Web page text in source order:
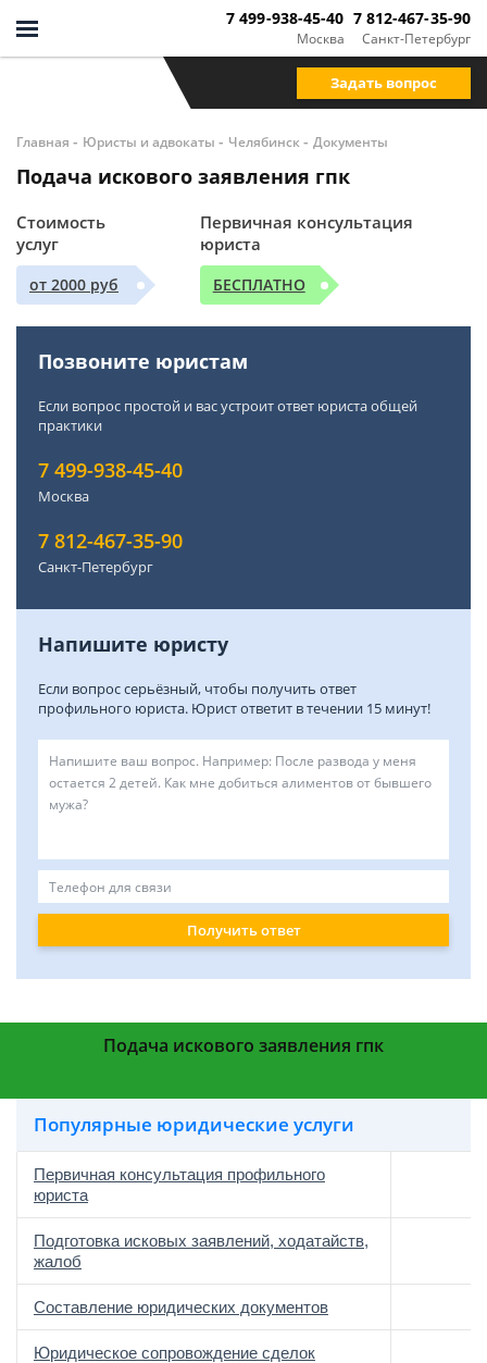
Москва
7 499-938-45-40
Санкт-Петербург
7 812-467-35-90
Задать вопрос
Главная - Юристы и адвокаты - Челябинск- Документы
Подача искового заявления гпк
Стоимость
услуг
от 2000 руб
Первичная консультация
юриста
БЕСПЛАТНО
Позвоните юристам
Если вопрос простой и вас устроит ответ юриста общей
практики
7 499-938-45-40
Москва
7 812-467-35-90
Санкт-Петербург
Напишите юристу
Если вопрос серьёзный, чтобы получить ответ
профильного юриста. Юрист ответит в течении 15 минут!
Получить ответ
Подача искового заявления гпк
Популярные юридические услуги
Первичная консультация профильного
юриста
Подготовка исковых заявлений, ходатайств,
жалоб
Составление юридических документов
Юридическое сопровождение сделок